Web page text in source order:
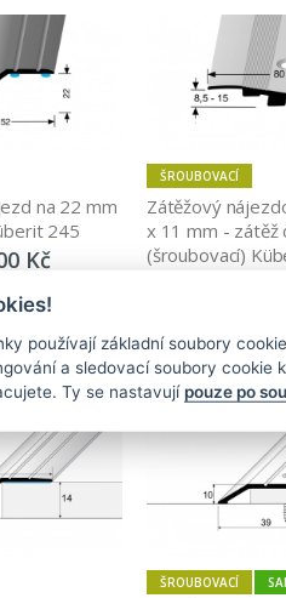
na 22 mm
245
Kč
ŠROUBOVACÍ
Zátěžový
x 11 mm - zátěž
(šroubovací)
ŠROUBOVACÍ
používají základní soubory
a sledovací soubory cookie k
Ty se nastavují pouze po